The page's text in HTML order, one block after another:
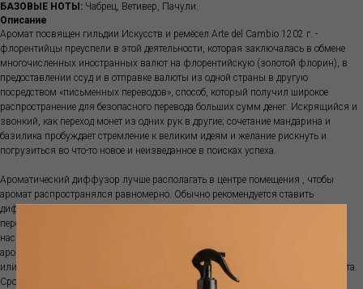
БАЗОВЫЕ НОТЫ: Чабрец, Ветивер, Пачули.
Описание
Аромат посвящен гильдии Искусств и ремёсел Arte del Cambio 1202 г. -
флорентийцы преуспели в этой деятельности, которая заключалась в обмене
многочисленных иностранных валют на флорентийскую (золотой флорин), в
предоставлении ссуд и в отправке валюты из одной страны в другую
посредством «письменных переводов», способ, который получил широкое
распространение для безопасного перевода больших сумм денег. Искрящийся и
звонкий, как переход монет из одних рук в другие; сочетание мандарина и
базилика пробуждает стремление к великим идеям и желание рискнуть и
погрузиться во что-то новое и неизведанное в поисках успеха.
Ароматический диффузор лучше располагать в центре помещения , чтобы
аромат распространялся равномерно. Обычно рекомендуется ставить
диффузор на пересечении воздушных потоков. Палочки рекомендуется
переворачивать раз в две-четыре недели. Количество палочек регулирует
насыщенность аромата. Палочки нельзя использовать повторно с другими
ароматами. Диффузор не рекомендуются ставить на прямой солнечный свет
или ставить рядом с источниками тепла, так как ускоряется испарение аромата.
Срок ароматизации зависит от характеристик помещения, температуры,